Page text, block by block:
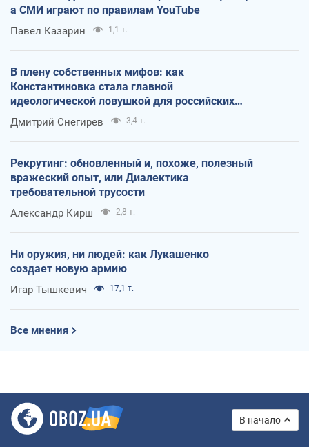
а СМИ играют по правилам YouTube
Павел Казарин 1,1 т.
В плену собственных мифов: как
Константиновка стала главной
идеологической ловушкой для российских
оккупантов
Дмитрий Снегирев 3,4 т.
Рекрутинг: обновленный и, похоже, полезный
вражеский опыт, или Диалектика
требовательной трусости
Александр Кирш 2,8 т.
Ни оружия, ни людей: как Лукашенко
создает новую армию
Игар Тышкевич 17,1 т.
Все мнения
В начало